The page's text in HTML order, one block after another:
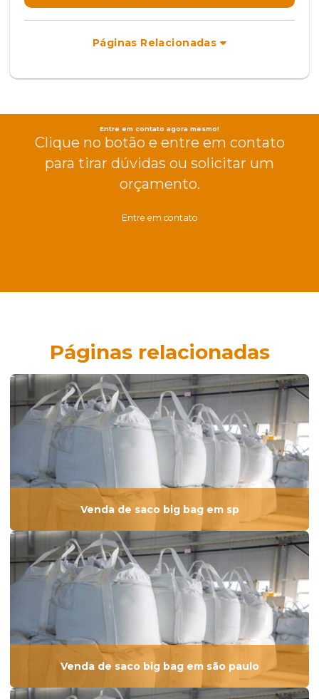
Páginas Relacionadas
Entre em contato agora mesmo!
Clique no botão e entre em contato
para tirar dúvidas ou solicitar um
orçamento.
Entre em contato
Páginas relacionadas
Venda de saco big bag em sp
Venda de saco big bag em são paulo